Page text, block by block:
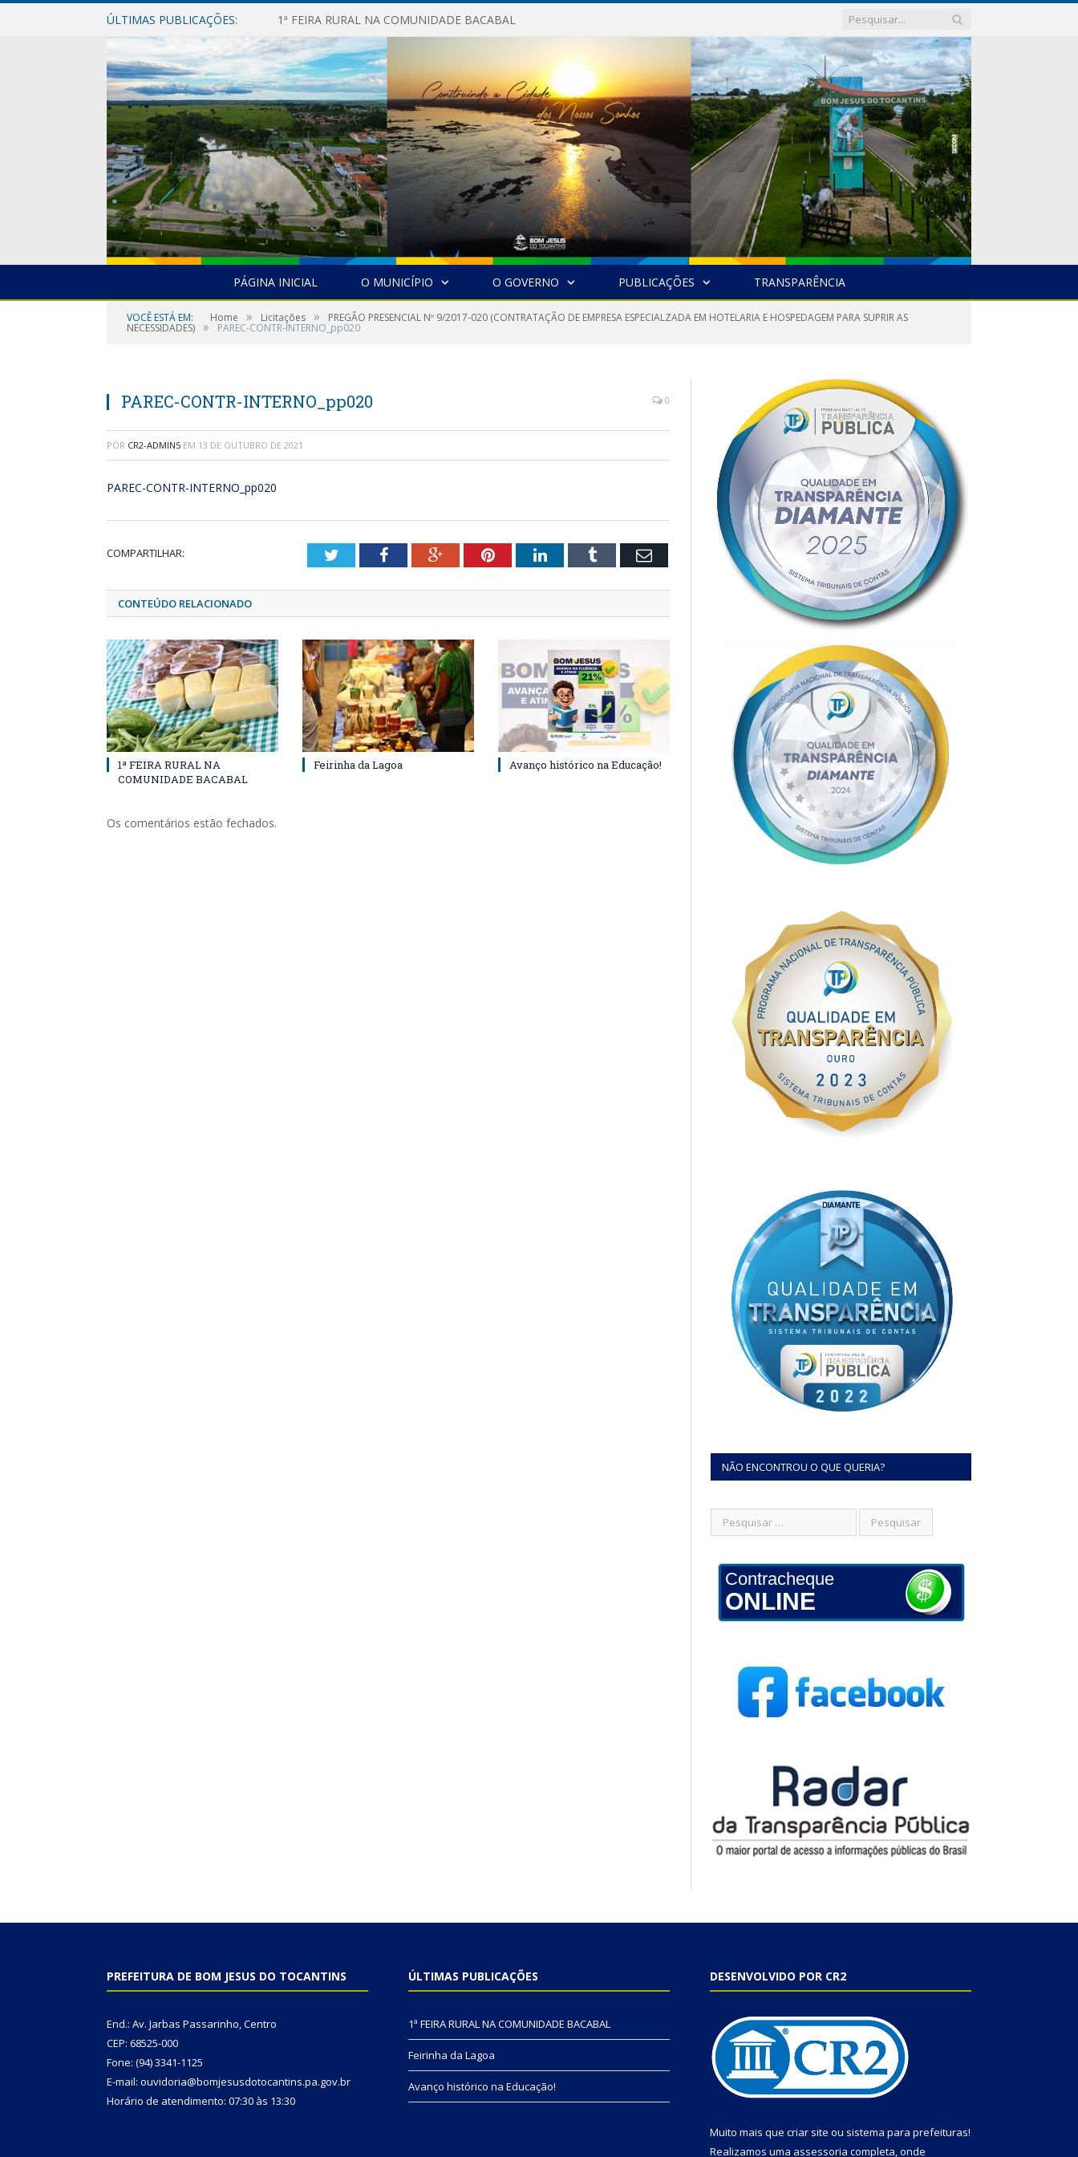
ÚLTIMAS PUBLICAÇÕES: 1ª FEIRA RURAL NA COMUNIDADE BACABAL
PÁGINA INICIAL O MUNICÍPIO O GOVERNO PUBLICAÇÕES TRANSPARÊNCIA
VOCÊ ESTÁ EM: Home » Licitações » PREGÃO PRESENCIAL Nº 9/2017-020 (CONTRATAÇÃO DE EMPRESA ESPECIALZADA EM HOTELARIA E HOSPEDAGEM PARA SUPRIR AS
NECESSIDADES) » PAREC-CONTR-INTERNO_pp020
PAREC-CONTR-INTERNO_pp020 0
POR CR2-ADMIN5 EM 13 DE OUTUBRO DE 2021
PAREC-CONTR-INTERNO_pp020
COMPARTILHAR: TwitterFacebookGoogle+PinterestLinkedInTumblr Email
CONTEÚDO RELACIONADO
1ª FEIRA RURAL NA
COMUNIDADE BACABAL
Feirinha da Lagoa Avanço histórico na Educação!
Os comentários estão fechados.
NÃO ENCONTROU O QUE QUERIA?
Contracheque
ONLINE
PREFEITURA DE BOM JESUS DO TOCANTINS
End.: Av. Jarbas Passarinho, Centro
CEP: 68525-000
Fone: (94) 3341-1125
E-mail: ouvidoria@bomjesusdotocantins.pa.gov.br
Horário de atendimento: 07:30 às 13:30
ÚLTIMAS PUBLICAÇÕES
1ª FEIRA RURAL NA COMUNIDADE BACABAL
Feirinha da Lagoa
Avanço histórico na Educação!
DESENVOLVIDO POR CR2
Muito mais que criar site ou sistema para prefeituras!
Realizamos uma assessoria completa, onde